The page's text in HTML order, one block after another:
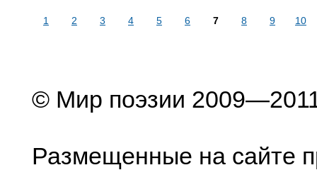
1 2 3 4 5 6 7 8 9 10
© Мир поэзии
Размещенные на сайте